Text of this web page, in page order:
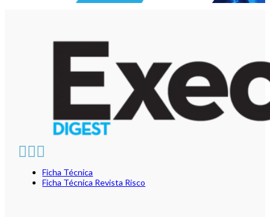
Ficha Técnica
Ficha Técnica Revista Risco